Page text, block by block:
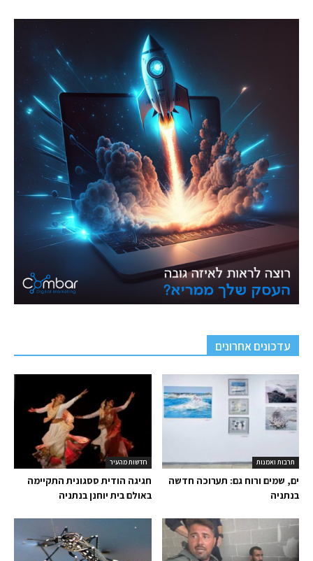
עדכונים אחרונים
חדשות מהעיר
חגיגה הודית ססגונית התקיימה
באולם בית יוחנן בנתניה
תרבות ואמנות
ים, שמים ורוח גם: תערוכה חדשה
בנתניה